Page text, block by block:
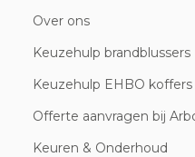
Over ons
Keuzehulp brandblussers
Keuzehulp EHBO koffers
Offerte aanvragen bij
Keuren & Onderhoud